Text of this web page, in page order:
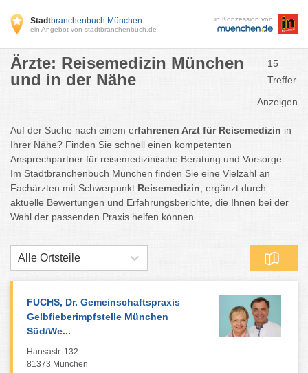
Stadtbranchenbuch München
ein Angebot von stadtbranchenbuch.de
in Konzession von
Ärzte: Reisemedizin München
und in der Nähe
15
Treffer
Anzeigen
Auf der Suche nach einem erfahrenen Arzt für Reisemedizin in
Ihrer Nähe? Finden Sie schnell einen kompetenten
Ansprechpartner für reisemedizinische Beratung und Vorsorge.
Im Stadtbranchenbuch München finden Sie eine Vielzahl an
Fachärzten mit Schwerpunkt Reisemedizin , ergänzt durch
aktuelle Bewertungen und Erfahrungsberichte, die Ihnen bei der
Wahl der passenden Praxis helfen können.
Alle Ortsteile
FUCHS, Dr. Gemeinschaftspraxis
Gelbfieberimpfstelle München
Süd/We...
Hansastr. 132
81373 München